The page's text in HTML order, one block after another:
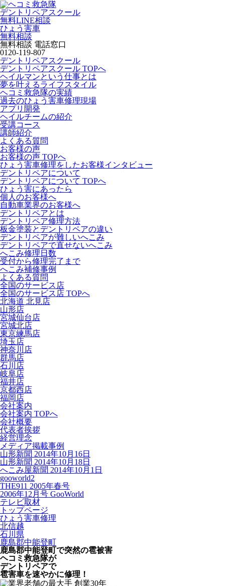
デントリペアスクール
無料LINE相談
ひょう害車
無料相談
無料相談 電話窓口
0120-119-807
デントリペアスクール
デントリペアスクール TOPへ
ヘイルマンという仕事とは
夢を叶えるライフスタイル
ヘコミ救急隊の実績
過去のひょう害車修理現場
アプリ開発
ヘイルチームの紹介
受講コース
講師紹介
よくある質問
お客様の声
お客様の声 TOPへ
ひょう害車修理をしたお客様インタビュー
デントリペアについて
デントリペアについて TOPへ
ひょう害にあったら
個人のお客様へ
自動車業界のお客様へ
デントリペアとは
デントリペア修理方法
板金塗装とデントリペアの違い
デントリペアが難しいへこみ
デントリペアで直せないへこみ
へこみ修理日数
受付から修理完了まで
へこみ補修事例
よくある質問
全国のサービス店
全国のサービス店 TOPへ
北海道 北見店
山形店
宮城仙台店
宮城北店
東京練馬店
埼玉店
神奈川店
群馬店
石川店
岐阜店
福井店
京都西店
福岡店
会社案内
会社案内 TOPへ
会社概要
代表者挨拶
経営理念
メディア掲載事例
山形新聞 2014年10月16日
山形新聞 2014年10月18日
へこみ屋新聞 2014年10月1日
gooworld2
THE911 2005年春号
2006年12月号 GooWorld
テレビ取材
トップページ
ひょう害車修理
北信越
石川県
鹿島郡中能登町
鹿島郡中能登町で突然の雹被害
ヘコミ救急隊が
デントリペアで
雹害車を速やかに修理！